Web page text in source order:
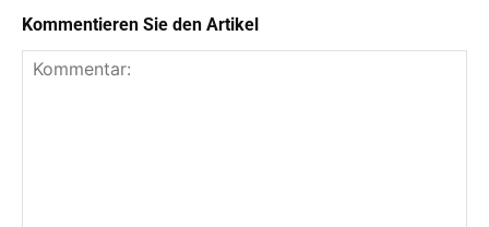
Kommentieren Sie den Artikel